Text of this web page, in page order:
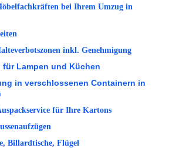
bei Ihrem Umzug in
inkl. Genehmigung
für Lampen und Küchen
in verschlossenen Containern in
für Ihre Kartons
Billardtische, Flügel